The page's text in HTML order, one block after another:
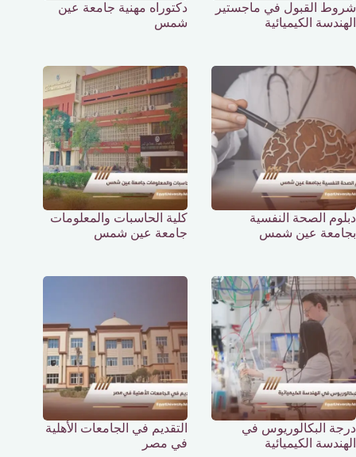
شروط القبول في ماجستير
الهندسة الكيميائية
دكتوراه مهنية جامعة عين
شمس
دبلوم الصحة النفسية
بجامعة عين شمس
كلية الحاسبات والمعلومات
جامعة عين شمس
درجة البكالوريوس في
الهندسة الكيميائية
التقديم في الجامعات الأهلية
في مصر